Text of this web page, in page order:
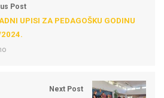
Post
UPISI ZA PEDAGOŠKU GODINU
Next Post